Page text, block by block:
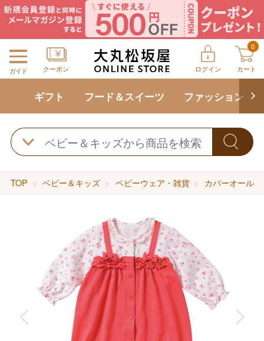
ガイド クーポン ログイン
0
カート
ギフト フード＆スイーツ ファッション
TOP ベビー＆キッズ ベビーウェア・雑貨 カバーオール